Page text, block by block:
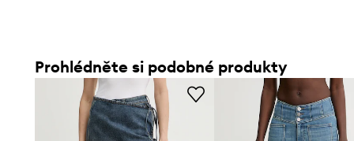
Prohlédněte si podobné produkty